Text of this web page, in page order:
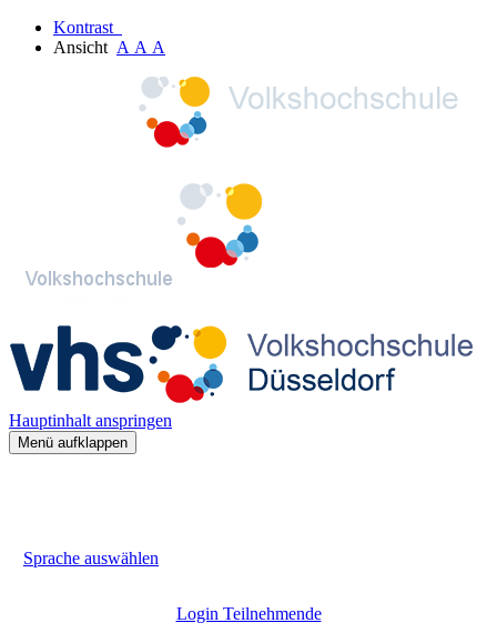
Kontrast
Ansicht A A A
Hauptinhalt anspringen
Menü aufklappen
Sprache auswählen
Login Teilnehmende